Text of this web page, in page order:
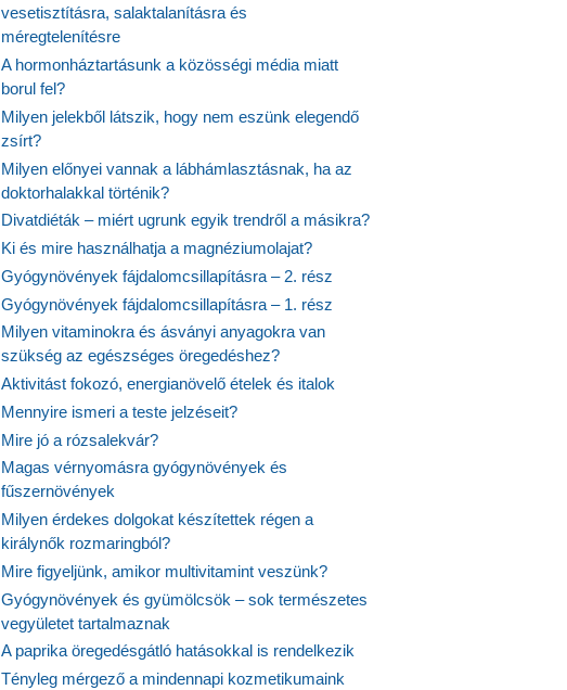
vesetisztításra, salaktalanításra és
méregtelenítésre
A hormonháztartásunk a közösségi média miatt
borul fel?
Milyen jelekből látszik, hogy nem eszünk elegendő
zsírt?
Milyen előnyei vannak a lábhámlasztásnak, ha az
doktorhalakkal történik?
Divatdiéták – miért ugrunk egyik trendről a másikra?
Ki és mire használhatja a magnéziumolajat?
Gyógynövények fájdalomcsillapításra – 2. rész
Gyógynövények fájdalomcsillapításra – 1. rész
Milyen vitaminokra és ásványi anyagokra van
szükség az egészséges öregedéshez?
Aktivitást fokozó, energianövelő ételek és italok
Mennyire ismeri a teste jelzéseit?
Mire jó a rózsalekvár?
Magas vérnyomásra gyógynövények és
fűszernövények
Milyen érdekes dolgokat készítettek régen a
királynők rozmaringból?
Mire figyeljünk, amikor multivitamint veszünk?
Gyógynövények és gyümölcsök – sok természetes
vegyületet tartalmaznak
A paprika öregedésgátló hatásokkal is rendelkezik
Tényleg mérgező a mindennapi kozmetikumaink